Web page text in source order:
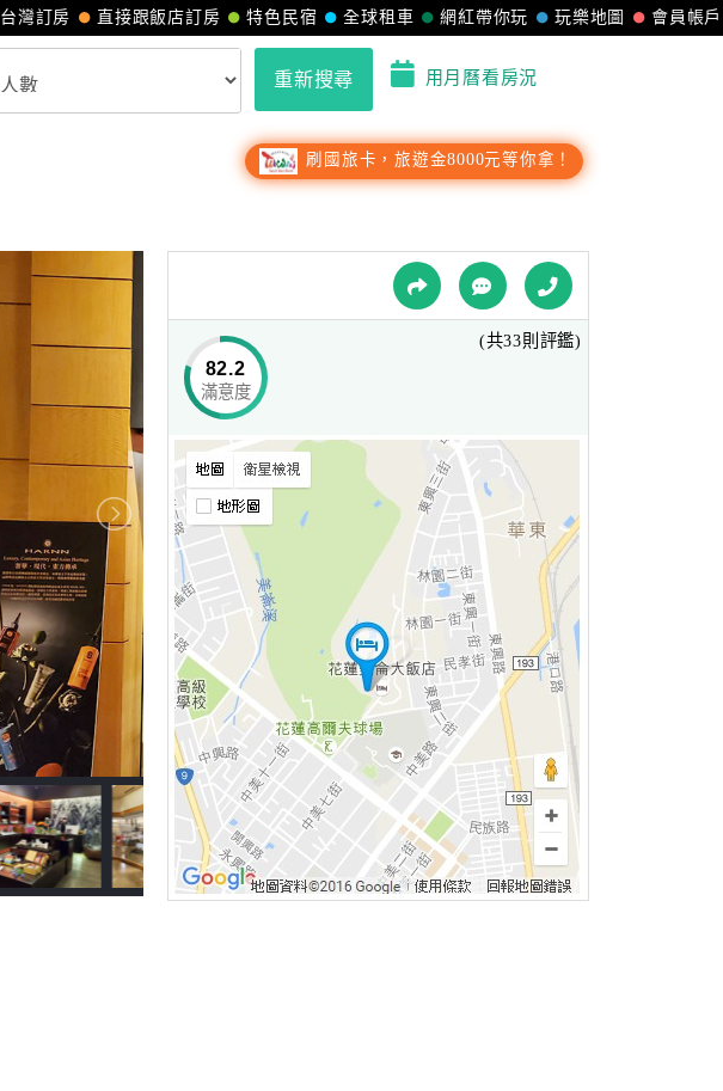
會員帳戶
玩樂地圖
網紅帶你玩
全球租車
特色民宿
直接跟飯店訂房
台灣訂房
重新搜尋 用月曆看房況
刷國旅卡，旅遊金8000元等你拿！
82.2
滿意度
(共33則評鑑)